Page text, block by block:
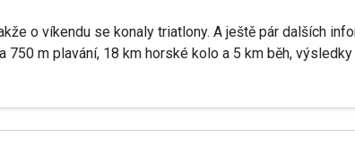
o víkendu se konaly triatlony. A ještě pár dalších
m plavání, 18 km horské kolo a 5 km běh, výsledky